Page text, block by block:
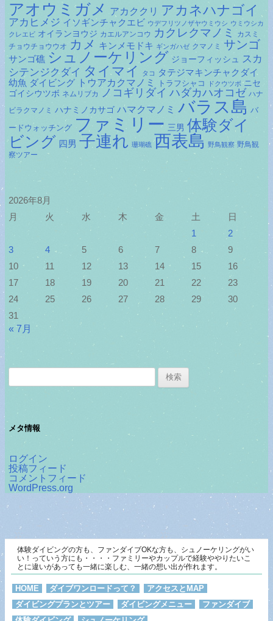
アオウミガメ アカククリ アカネハナゴイ
アカヒメジ イソギンチャクエビ ウデフリツノザヤウミウシ ウミウシカ
クレエビ オイランヨウジ カエルアンコウ カクレクマノミ
カスミ
チョウチョウウオ カメ キンメモドキ ギンガハゼ クマノミ サンゴ
サンゴ礁 シュノーケリング ジョーフィッシュ スカ
シテンジクダイ タイマイ タコ
タテジマキンチャクダイ
幼魚 ダイビング トウアカクマノミ トラフシャコ ドクウツボ ニセ
ゴイシウツボ ネムリブカ ノコギリダイ ハダカハオコゼ ハナ
ビラクマノミ ハナミノカサゴ ハマクマノミ バラス島 バ
ードウォッチング ファミリー 三男 体験ダイ
ビング 四男 子連れ 珊瑚礁 西表島 野鳥観察 野鳥観
察ツアー
2026年8月
月
火 水 木 金 土
日
1
2
3
4 5 6 7 8
9
10
11 12 13 14 15
16
17
18 19 20 21 22
23
24
25 26 27 28 29
30
31
« 7月
メタ情報
ログイン
投稿フィード
コメントフィード
WordPress.org
体験ダイビングの方も、ファンダイブOKな方も、シュノーケリングがい
い！っていう方にも・・・・ファミリーやカップルで経験ややりたいこ
とに違いがあっても一緒に楽しむ、一緒の想い出が作れます。
HOME ダイブワンロードって？
アクセスとMAP
ダイビングプランとツアー
ダイビングメニュー
ファンダイブ